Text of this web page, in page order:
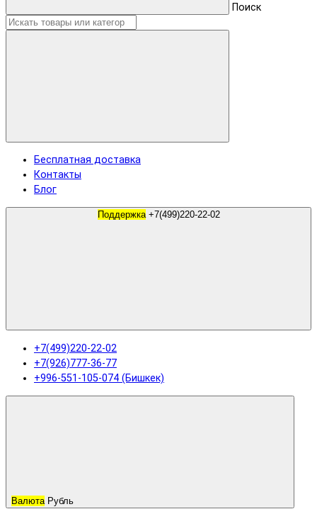
Поиск
Бесплатная доставка
Контакты
Блог
Поддержка +7(499)220-22-02
+7(499)220-22-02
+7(926)777-36-77
+996-551-105-074 (Бишкек)
Валюта Рубль